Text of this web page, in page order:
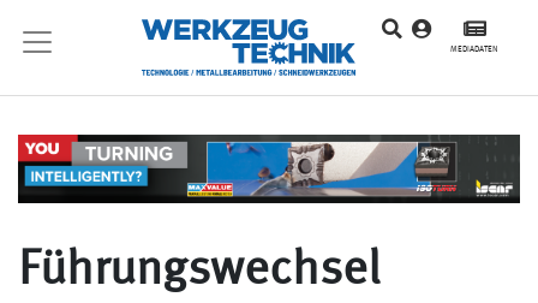
MEDIADATEN
Führungswechsel